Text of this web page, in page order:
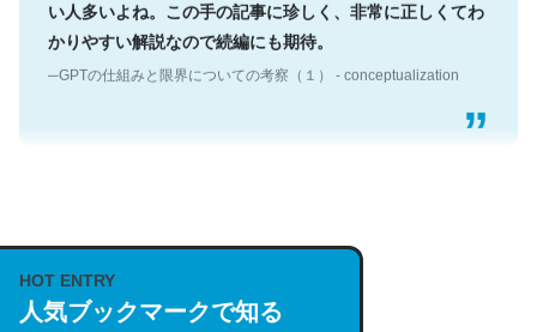
かりやすい解説なので続編にも期待。
─GPTの仕組みと限界についての考察（１） - conceptualization
説してる記事が少ないので貴重な良記事。/続編来た
https://isobe324649.hatenablog.com/entry/2023/03/27
/064121
HOT ENTRY
人気ブックマークで知る